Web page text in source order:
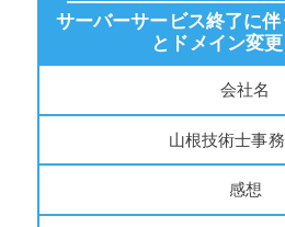
サーバーサービス終了に
とドメイン変
会社名
山根技術士事
感想